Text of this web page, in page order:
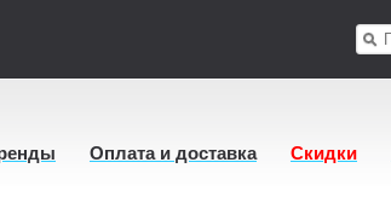
Оплата и доставка Скидки